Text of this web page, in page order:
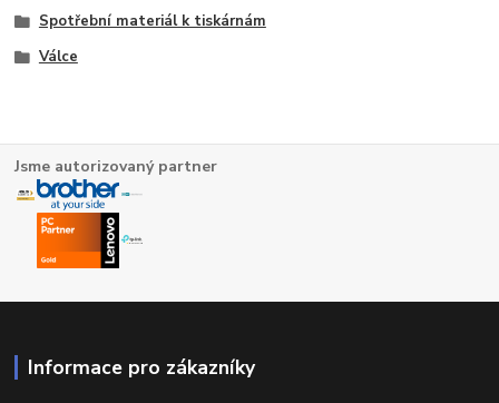
Spotřební materiál k tiskárnám
Válce
Jsme autorizovaný partner
Informace pro zákazníky